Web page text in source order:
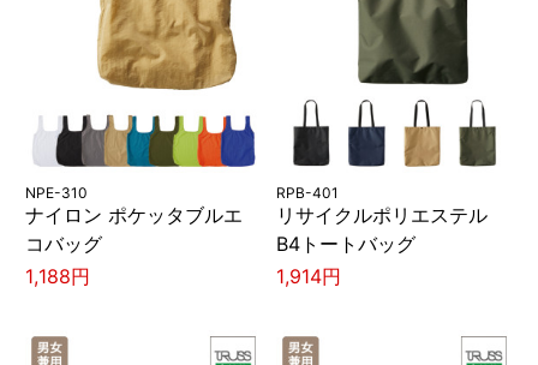
NPE-310
ナイロン ポケッタブルエ
コバッグ
1,188円
RPB-401
リサイクルポリエステル
B4トートバッグ
1,914円